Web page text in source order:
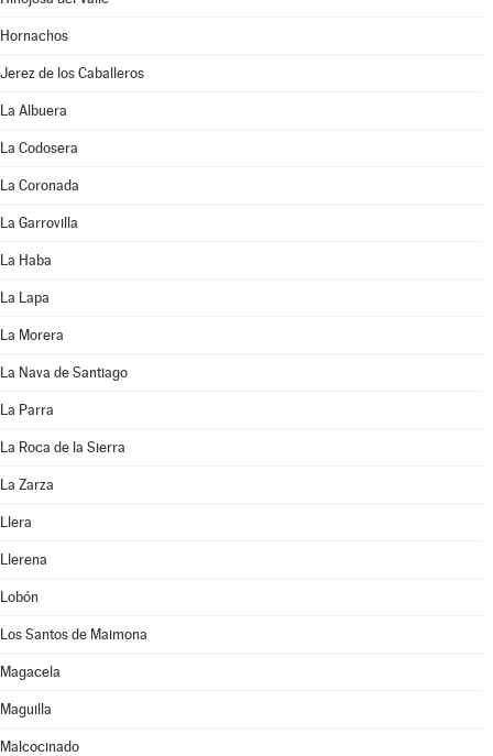
Hornachos
Jerez de los Caballeros
La Albuera
La Codosera
La Coronada
La Garrovilla
La Haba
La Lapa
La Morera
La Nava de Santiago
La Parra
La Roca de la Sierra
La Zarza
Llera
Llerena
Lobón
Los Santos de Maimona
Magacela
Maguilla
Malcocinado